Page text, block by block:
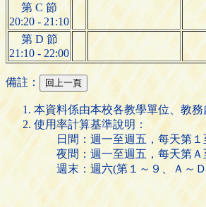
第 C 節
20:20 - 21:10
第 D 節
21:10 - 22:00
備註：
本資料係由本校各教學單位、教
使用率計算基準說明：
日間：週一至週五，每天第１
夜間：週一至週五，每天第Ａ
週末：週六(第１～９、Ａ～Ｄ